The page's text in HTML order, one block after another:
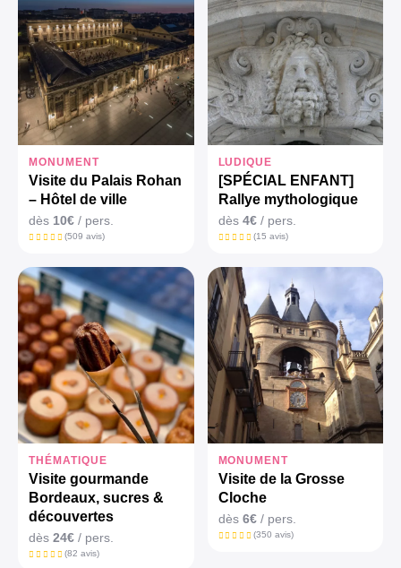
MONUMENT
Visite du Palais Rohan
– Hôtel de ville
dès 10€ / pers.
(509 avis)
LUDIQUE
[SPÉCIAL ENFANT]
Rallye mythologique
dès 4€/ pers.
(15 avis)
THÉMATIQUE
Visite gourmande
Bordeaux, sucres &
découvertes
dès 24€ / pers.
(82 avis)
MONUMENT
Visite de la Grosse
Cloche
dès 6€/ pers.
(350 avis)